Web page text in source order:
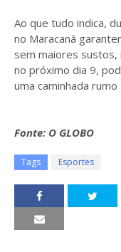
Ao que tudo indica,
no Maracanã
sem maiores sustos,
no próximo dia 9,
uma caminhada
Fonte: O GLOBO
Tags Esportes